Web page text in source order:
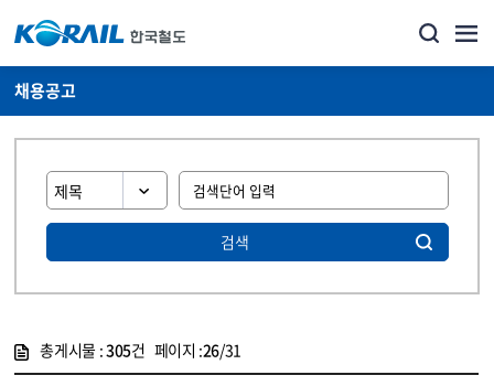
채용공고
검색
총게시물 :305건 페이지 :26/31